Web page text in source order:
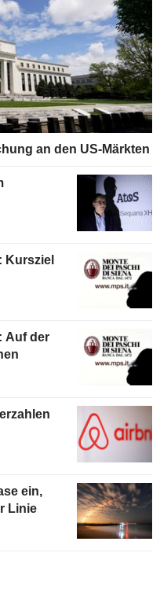
an den US-Märkten
Kursziel
Auf der
ein,
Linie